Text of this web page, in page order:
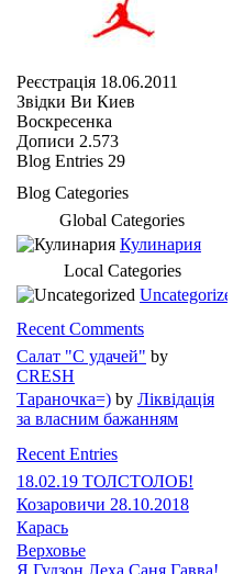
Реєстрація 18.06.2011
Звідки Ви Киев
Воскресенка
Дописи 2.573
Blog Entries 29
Blog Categories
Global Categories
Кулинария
Local Categories
Uncategorized
Recent Comments
Салат "С удачей" by
CRESH
Тараночка=) by Ліквідація
за власним бажанням
Recent Entries
18.02.19 ТОЛСТОЛОБ!
Козаровичи 28.10.2018
Карась
Верховье
Я,Гудзон,Леха,Саня Гавва!